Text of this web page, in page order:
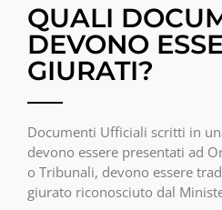
QUALI
DEVONO
GIURATI?
Documenti Ufficiali scritti in
devono essere presentati ad
o Tribunali, devono essere
giurato riconosciuto dal